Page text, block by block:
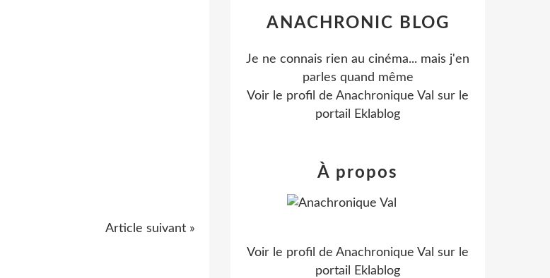
Article suivant »
ANACHRONIC BLOG
Je ne connais rien au cinéma... mais j'en
parles quand même
Voir le profil de Anachronique Val sur le
portail Eklablog
À propos
Voir le profil de Anachronique Val sur le
portail Eklablog